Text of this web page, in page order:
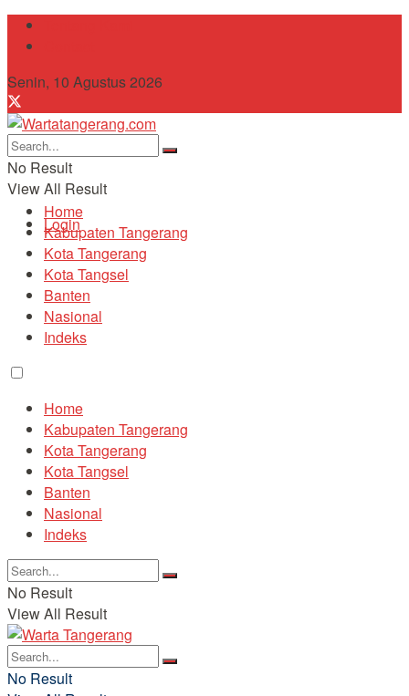
Senin, 10 Agustus 2026
No Result
View All Result
Login
Home
Kabupaten Tangerang
Kota Tangerang
Kota Tangsel
Banten
Nasional
Indeks
Home
Kabupaten Tangerang
Kota Tangerang
Kota Tangsel
Banten
Nasional
Indeks
No Result
View All Result
No Result